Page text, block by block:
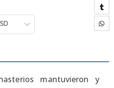
mantuvieron y